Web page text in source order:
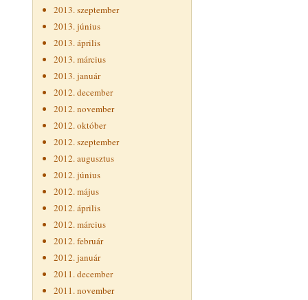
2013. szeptember
2013. június
2013. április
2013. március
2013. január
2012. december
2012. november
2012. október
2012. szeptember
2012. augusztus
2012. június
2012. május
2012. április
2012. március
2012. február
2012. január
2011. december
2011. november